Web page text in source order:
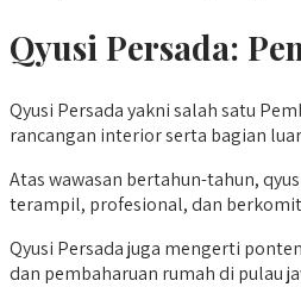
Qyusi Persada:
Qyusi Persada yakni salah satu
rancangan interior serta bagian
Atas wawasan bertahun-tahun,
terampil, profesional, dan
Qyusi Persada juga mengerti
dan pembaharuan rumah di pulau